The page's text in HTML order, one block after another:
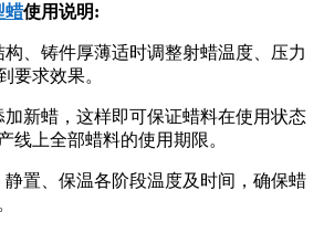
蜡使用说明:
构、铸件厚薄适时调整射蜡温度、压力
要求效果。
加新蜡，这样即可保证蜡料在使用状态
线上全部蜡料的使用期限。
静置、保温各阶段温度及时间，确保蜡